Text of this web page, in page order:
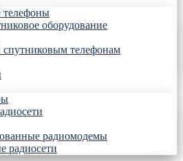
телефоны
оборудование
спутниковым телефонам
радиомодемы
радиосети